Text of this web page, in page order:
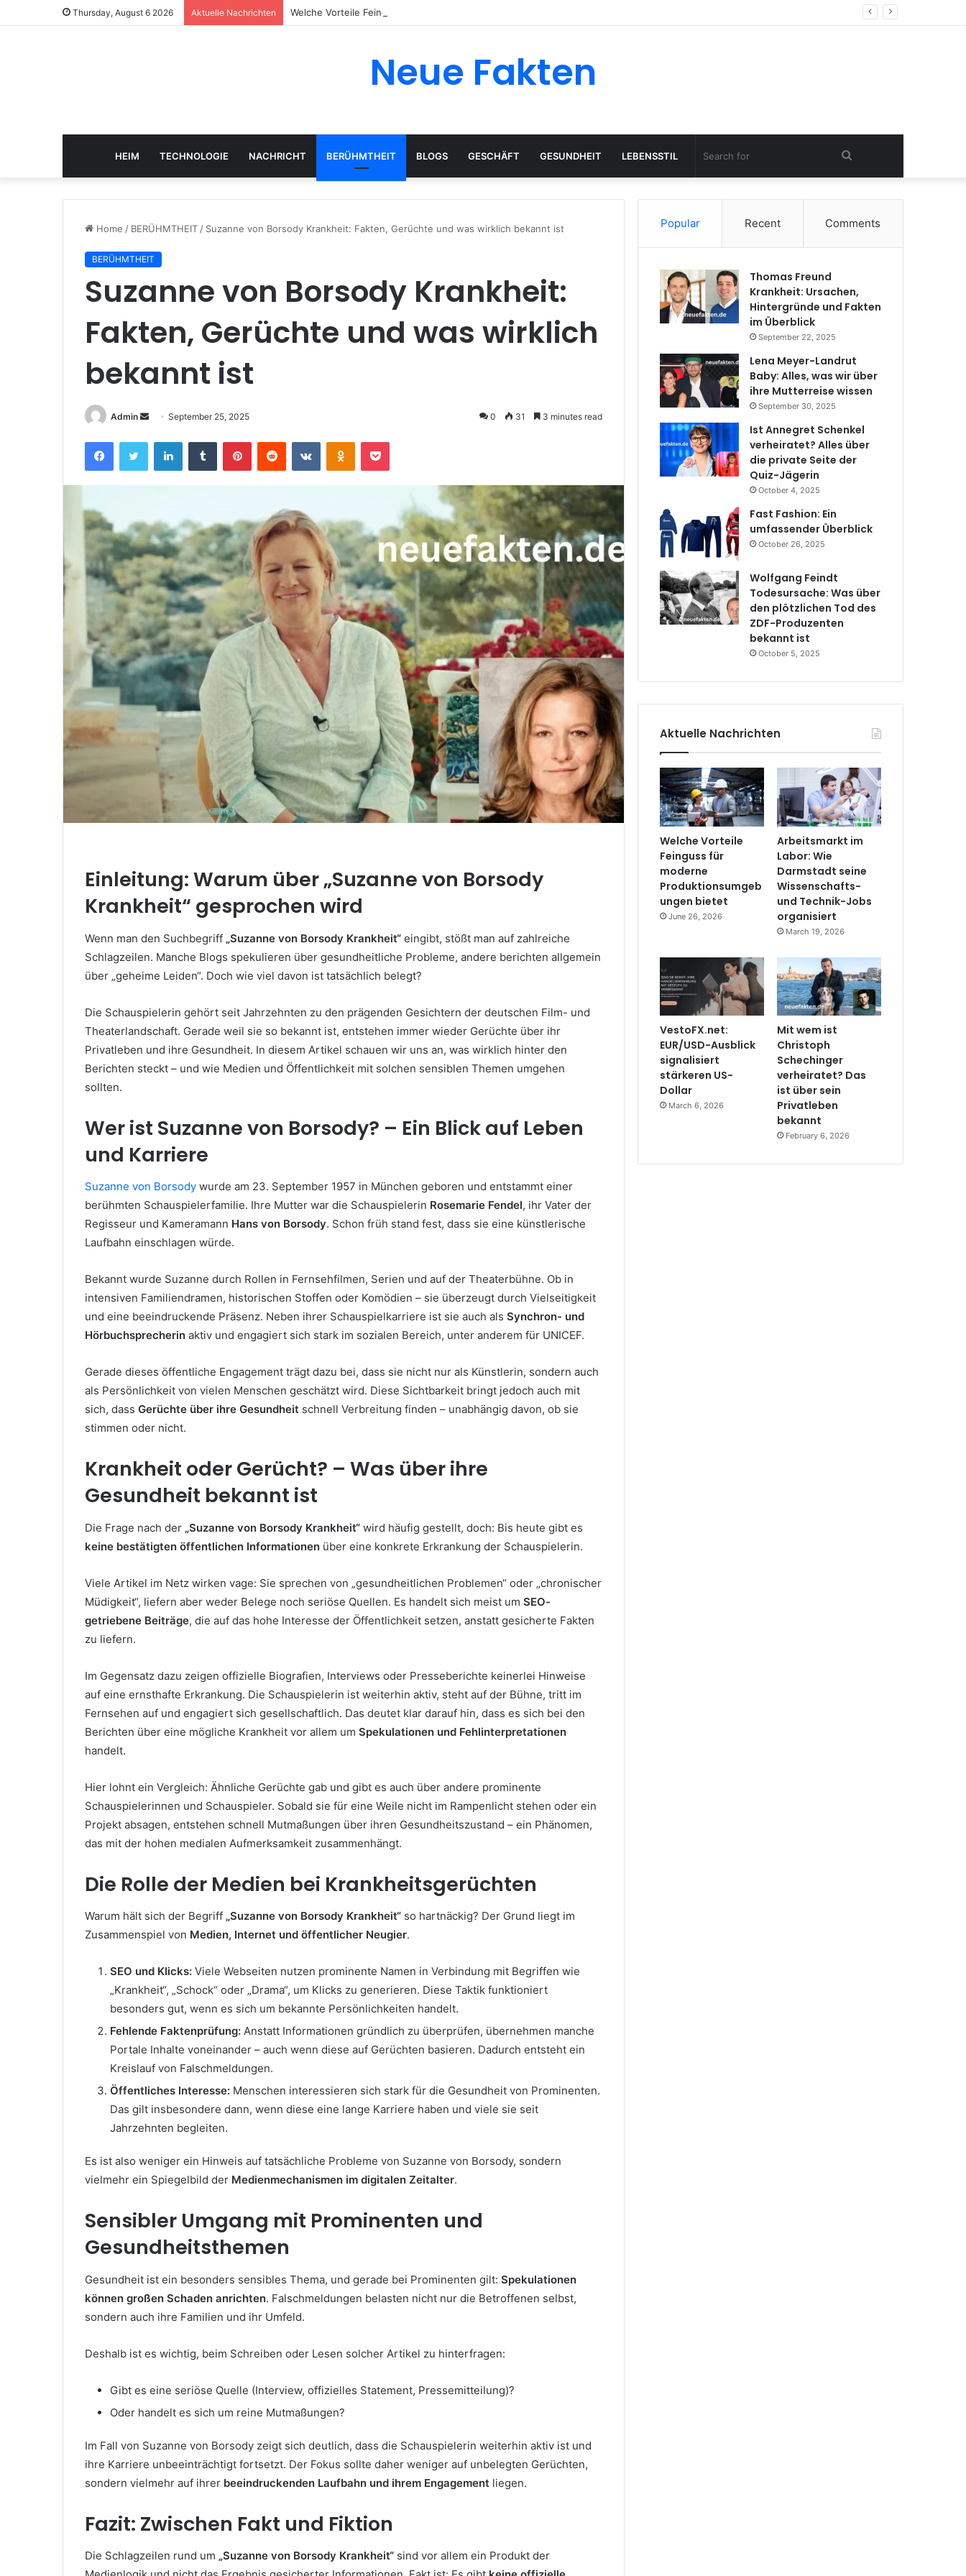
Thursday, August 6 2026 Aktuelle Nachrichten Welche Vorteile Feinguss für moderne Produktionsumgebungen bietet
Neue Fakten
HEIM TECHNOLOGIE NACHRICHT BERÜHMTHEIT BLOGS GESCHÄFT GESUNDHEIT LEBENSSTIL
for
Home / BERÜHMTHEIT / Suzanne von Borsody Krankheit: Fakten, Gerüchte und was wirklich bekannt ist
BERÜHMTHEIT
Suzanne von Borsody Krankheit:
Fakten, Gerüchte und was wirklich
bekannt ist
Admin
Send
email
September 25, 2025 0 31 3 minutes read
FacebookTwitter LinkedInTumblr PinterestReddit VKontakteOdnoklassniki
Pocket
Einleitung: Warum über „Suzanne von Borsody
Krankheit“ gesprochen wird
Wenn man den Suchbegriff „Suzanne von Borsody Krankheit“ eingibt, stößt man auf zahlreiche
Schlagzeilen. Manche Blogs spekulieren über gesundheitliche Probleme, andere berichten allgemein
über „geheime Leiden“. Doch wie viel davon ist tatsächlich belegt?
Die Schauspielerin gehört seit Jahrzehnten zu den prägenden Gesichtern der deutschen Film- und
Theaterlandschaft. Gerade weil sie so bekannt ist, entstehen immer wieder Gerüchte über ihr
Privatleben und ihre Gesundheit. In diesem Artikel schauen wir uns an, was wirklich hinter den
Berichten steckt – und wie Medien und Öffentlichkeit mit solchen sensiblen Themen umgehen
sollten.
Wer ist Suzanne von Borsody? – Ein Blick auf Leben
und Karriere
Suzanne von Borsody wurde am 23. September 1957 in München geboren und entstammt einer
berühmten Schauspielerfamilie. Ihre Mutter war die Schauspielerin Rosemarie Fendel, ihr Vater der
Regisseur und Kameramann Hans von Borsody. Schon früh stand fest, dass sie eine künstlerische
Laufbahn einschlagen würde.
Bekannt wurde Suzanne durch Rollen in Fernsehfilmen, Serien und auf der Theaterbühne. Ob in
intensiven Familiendramen, historischen Stoffen oder Komödien – sie überzeugt durch Vielseitigkeit
und eine beeindruckende Präsenz. Neben ihrer Schauspielkarriere ist sie auch als Synchron- und
Hörbuchsprecherin aktiv und engagiert sich stark im sozialen Bereich, unter anderem für UNICEF.
Gerade dieses öffentliche Engagement trägt dazu bei, dass sie nicht nur als Künstlerin, sondern auch
als Persönlichkeit von vielen Menschen geschätzt wird. Diese Sichtbarkeit bringt jedoch auch mit
sich, dass Gerüchte über ihre Gesundheit schnell Verbreitung finden – unabhängig davon, ob sie
stimmen oder nicht.
Krankheit oder Gerücht? – Was über ihre
Gesundheit bekannt ist
Die Frage nach der „Suzanne von Borsody Krankheit“ wird häufig gestellt, doch: Bis heute gibt es
keine bestätigten öffentlichen Informationen über eine konkrete Erkrankung der Schauspielerin.
Viele Artikel im Netz wirken vage: Sie sprechen von „gesundheitlichen Problemen“ oder „chronischer
Müdigkeit“, liefern aber weder Belege noch seriöse Quellen. Es handelt sich meist um SEO-
getriebene Beiträge, die auf das hohe Interesse der Öffentlichkeit setzen, anstatt gesicherte Fakten
zu liefern.
Im Gegensatz dazu zeigen offizielle Biografien, Interviews oder Presseberichte keinerlei Hinweise
auf eine ernsthafte Erkrankung. Die Schauspielerin ist weiterhin aktiv, steht auf der Bühne, tritt im
Fernsehen auf und engagiert sich gesellschaftlich. Das deutet klar darauf hin, dass es sich bei den
Berichten über eine mögliche Krankheit vor allem um Spekulationen und Fehlinterpretationen
handelt.
Hier lohnt ein Vergleich: Ähnliche Gerüchte gab und gibt es auch über andere prominente
Schauspielerinnen und Schauspieler. Sobald sie für eine Weile nicht im Rampenlicht stehen oder ein
Projekt absagen, entstehen schnell Mutmaßungen über ihren Gesundheitszustand – ein Phänomen,
das mit der hohen medialen Aufmerksamkeit zusammenhängt.
Die Rolle der Medien bei Krankheitsgerüchten
Warum hält sich der Begriff „Suzanne von Borsody Krankheit“ so hartnäckig? Der Grund liegt im
Zusammenspiel von Medien, Internet und öffentlicher Neugier.
SEO und Klicks: Viele Webseiten nutzen prominente Namen in Verbindung mit Begriffen wie
„Krankheit“, „Schock“ oder „Drama“, um Klicks zu generieren. Diese Taktik funktioniert
besonders gut, wenn es sich um bekannte Persönlichkeiten handelt.
Fehlende Faktenprüfung: Anstatt Informationen gründlich zu überprüfen, übernehmen manche
Portale Inhalte voneinander – auch wenn diese auf Gerüchten basieren. Dadurch entsteht ein
Kreislauf von Falschmeldungen.
Öffentliches Interesse: Menschen interessieren sich stark für die Gesundheit von Prominenten.
Das gilt insbesondere dann, wenn diese eine lange Karriere haben und viele sie seit
Jahrzehnten begleiten.
Es ist also weniger ein Hinweis auf tatsächliche Probleme von Suzanne von Borsody, sondern
vielmehr ein Spiegelbild der Medienmechanismen im digitalen Zeitalter.
Sensibler Umgang mit Prominenten und
Gesundheitsthemen
Gesundheit ist ein besonders sensibles Thema, und gerade bei Prominenten gilt: Spekulationen
können großen Schaden anrichten. Falschmeldungen belasten nicht nur die Betroffenen selbst,
sondern auch ihre Familien und ihr Umfeld.
Deshalb ist es wichtig, beim Schreiben oder Lesen solcher Artikel zu hinterfragen:
Gibt es eine seriöse Quelle (Interview, offizielles Statement, Pressemitteilung)?
Oder handelt es sich um reine Mutmaßungen?
Im Fall von Suzanne von Borsody zeigt sich deutlich, dass die Schauspielerin weiterhin aktiv ist und
ihre Karriere unbeeinträchtigt fortsetzt. Der Fokus sollte daher weniger auf unbelegten Gerüchten,
sondern vielmehr auf ihrer beeindruckenden Laufbahn und ihrem Engagement liegen.
Fazit: Zwischen Fakt und Fiktion
Die Schlagzeilen rund um „Suzanne von Borsody Krankheit“ sind vor allem ein Produkt der
Popular Recent Comments
Thomas Freund
Krankheit: Ursachen,
Hintergründe und Fakten
im Überblick
September 22, 2025
Lena Meyer-Landrut
Baby: Alles, was wir über
ihre Mutterreise wissen
September 30, 2025
Ist Annegret Schenkel
verheiratet? Alles über
die private Seite der
Quiz-Jägerin
October 4, 2025
Fast Fashion: Ein
umfassender Überblick
October 26, 2025
Wolfgang Feindt
Todesursache: Was über
den plötzlichen Tod des
ZDF-Produzenten
bekannt ist
October 5, 2025
Aktuelle Nachrichten
Welche Vorteile
Feinguss für
moderne
Produktionsumgeb
ungen bietet
June 26, 2026
Arbeitsmarkt im
Labor: Wie
Darmstadt seine
Wissenschafts-
und Technik-Jobs
organisiert
March 19, 2026
VestoFX.net:
EUR/USD-Ausblick
signalisiert
stärkeren US-
Dollar
March 6, 2026
Mit wem ist
Christoph
Schechinger
verheiratet? Das
ist über sein
Privatleben
bekannt
February 6, 2026